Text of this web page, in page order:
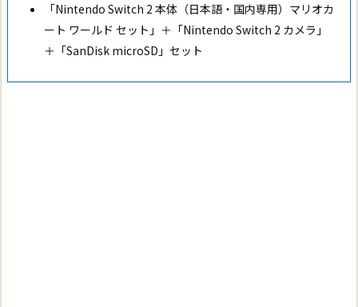
「Nintendo Switch 2 本体（日本語・国内専用）マリオカ
ート ワールド セット」＋「Nintendo Switch 2 カメラ」
＋「SanDisk microSD」セット